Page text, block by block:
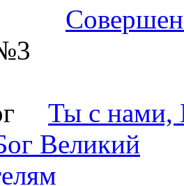
Ты с нами,
Великий